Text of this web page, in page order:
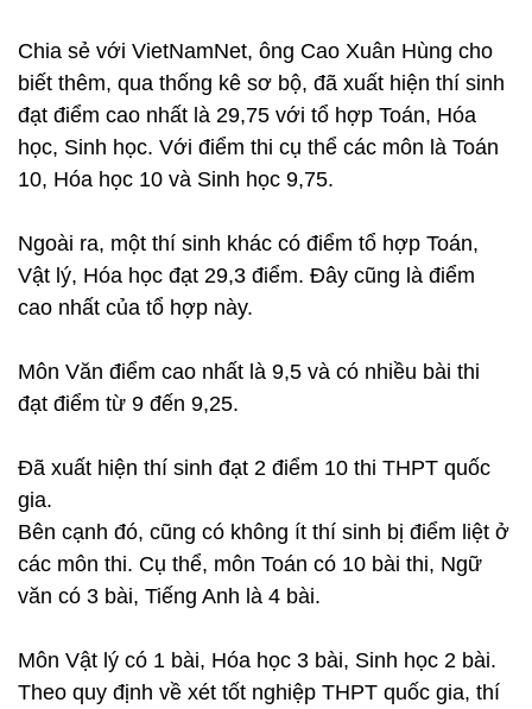
Chia sẻ với VietNamNet, ông Cao Xuân Hùng cho
biết thêm, qua thống kê sơ bộ, đã xuất hiện thí sinh
đạt điểm cao nhất là 29,75 với tổ hợp Toán, Hóa
học, Sinh học. Với điểm thi cụ thể các môn là Toán
10, Hóa học 10 và Sinh học 9,75.
Ngoài ra, một thí sinh khác có điểm tổ hợp Toán,
Vật lý, Hóa học đạt 29,3 điểm. Đây cũng là điểm
cao nhất của tổ hợp này.
Môn Văn điểm cao nhất là 9,5 và có nhiều bài thi
đạt điểm từ 9 đến 9,25.
Đã xuất hiện thí sinh đạt 2 điểm 10 thi THPT quốc
gia.
Bên cạnh đó, cũng có không ít thí sinh bị điểm liệt ở
các môn thi. Cụ thể, môn Toán có 10 bài thi, Ngữ
văn có 3 bài, Tiếng Anh là 4 bài.
Môn Vật lý có 1 bài, Hóa học 3 bài, Sinh học 2 bài.
Theo quy định về xét tốt nghiệp THPT quốc gia, thí